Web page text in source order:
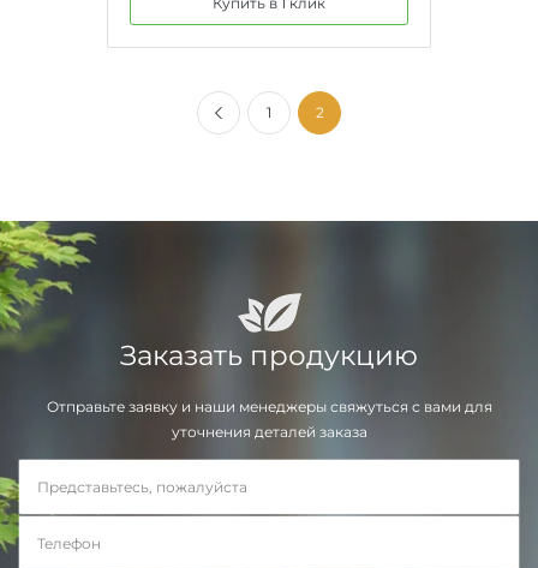
1 2
Заказать продукцию
Отправьте заявку и наши менеджеры свяжуться с вами для
уточнения деталей заказа